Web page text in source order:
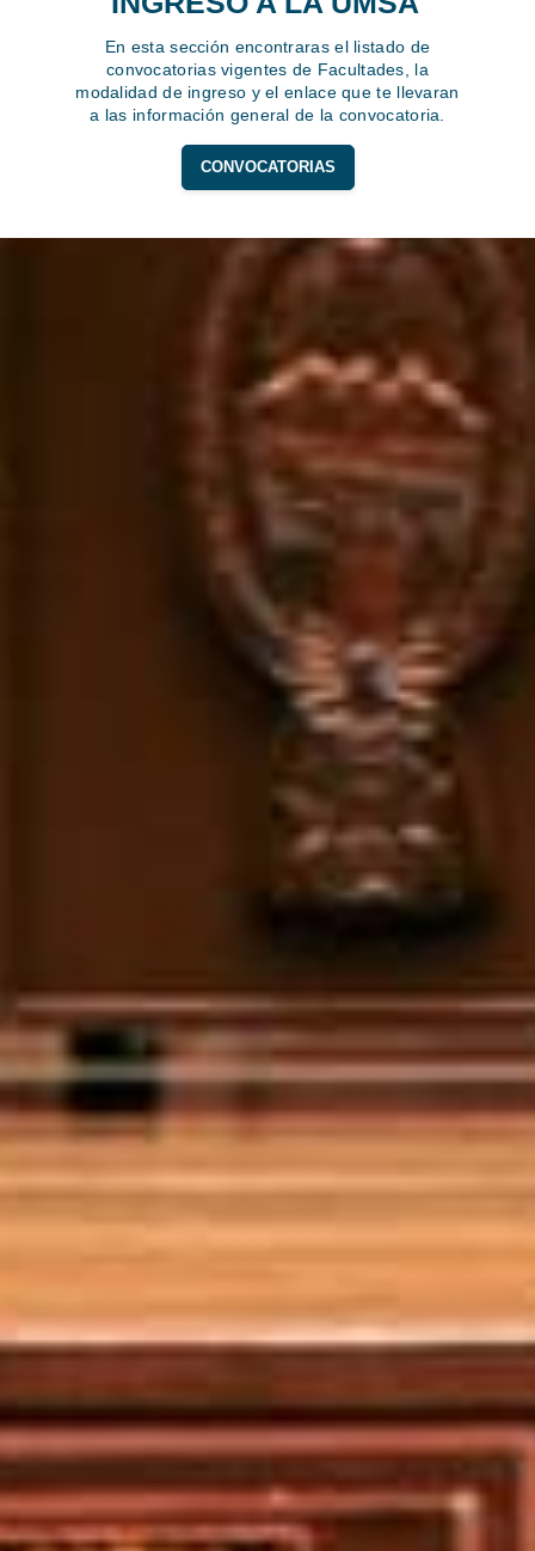
En esta sección encontraras el listado de
convocatorias vigentes de Facultades, la
modalidad de ingreso y el enlace que te llevaran
a las información general de la convocatoria.
CONVOCATORIAS